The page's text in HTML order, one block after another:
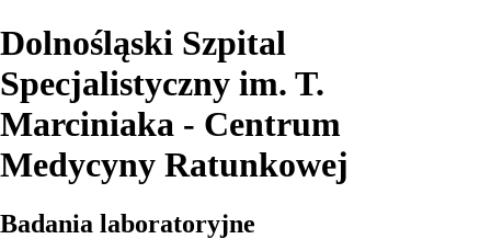
Dolnośląski Szpital
Specjalistyczny im. T.
Marciniaka - Centrum
Medycyny Ratunkowej
Badania laboratoryjne